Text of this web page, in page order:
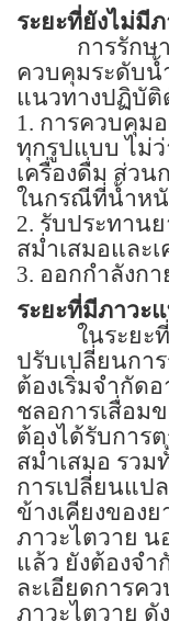
ระยะที่ยังไม่มี
การรักษ
ควบคุมระดับน้
แนวทางปฏิบัติ
1. การควบคุม
ทุกรูปแบบ ไม่
เครื่องดื่ม ส่ว
ในกรณีที่น้ำหนั
2. รับประทาน
สม่ำเสมอและเ
3. ออกกำลังกา
ระยะที่มีภาวะ
ในระยะ
ปรับเปลี่ยนกา
ต้องเริ่มจำกัด
ชลอการเสื่อม
ต้องได้รับการ
สม่ำเสมอ รวม
การเปลี่ยนแป
ข้างเคียงของ
ภาวะไตวาย
แล้ว ยังต้องจำ
ละเอียดการค
ภาวะไตวาย